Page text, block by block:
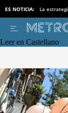
ES NOTICIA: La
Leer en Castellano